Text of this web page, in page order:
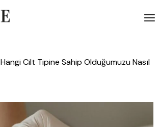
Hangi Cilt Tipine Sahip Olduğumuzu Nasıl